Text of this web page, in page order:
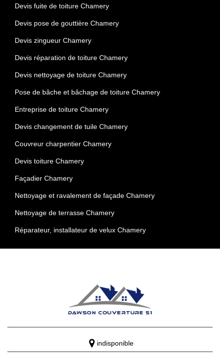
Devis fuite de toiture Chamery
Devis pose de gouttière Chamery
Devis zingueur Chamery
Devis réparation de toiture Chamery
Devis nettoyage de toiture Chamery
Pose de bâche et bâchage de toiture Chamery
Entreprise de toiture Chamery
Devis changement de tuile Chamery
Couvreur charpentier Chamery
Devis toiture Chamery
Façadier Chamery
Nettoyage et ravalement de façade Chamery
Nettoyage de terrasse Chamery
Réparateur, installateur de velux Chamery
indisponible